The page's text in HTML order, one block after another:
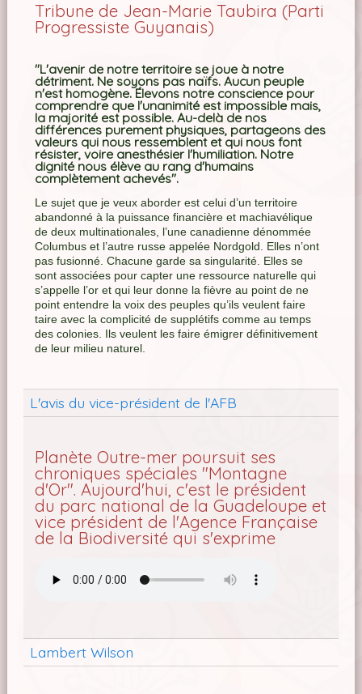
Tribune de Jean-Marie Taubira (Parti
Progressiste Guyanais)
"L'avenir de notre territoire se joue à notre
détriment. Ne soyons pas naïfs. Aucun peuple
n'est homogène. Élevons notre conscience pour
comprendre que l'unanimité est impossible mais,
la majorité est possible. Au-delà de nos
différences purement physiques, partageons des
valeurs qui nous ressemblent et qui nous font
résister, voire anesthésier l'humiliation. Notre
dignité nous élève au rang d'humains
complètement achevés".
Le sujet que je veux aborder est celui d’un territoire
abandonné à la puissance financière et machiavélique
de deux multinationales, l’une canadienne dénommée
Columbus et l’autre russe appelée Nordgold. Elles n’ont
pas fusionné. Chacune garde sa singularité. Elles se
sont associées pour capter une ressource naturelle qui
s’appelle l’or et qui leur donne la fièvre au point de ne
point entendre la voix des peuples qu’ils veulent faire
taire avec la complicité de supplétifs comme au temps
des colonies. Ils veulent les faire émigrer définitivement
de leur milieu naturel.
L'avis du vice-président de l'AFB
Planète Outre-mer poursuit ses
chroniques spéciales "Montagne
d'Or". Aujourd'hui, c'est le président
du parc national de la Guadeloupe et
vice président de l'Agence Française
de la Biodiversité qui s'exprime
Lambert Wilson